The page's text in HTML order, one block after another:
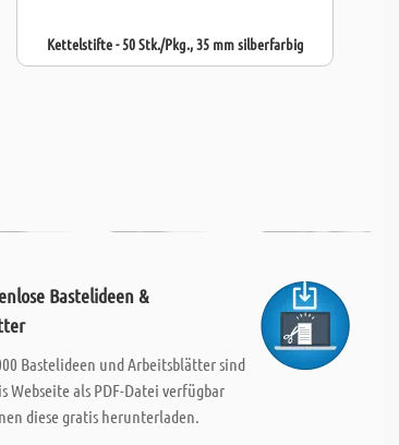
Kettelstifte - 50 Stk./Pkg., 35 mm silberfarbig
Bastelideen &
Bastelideen und Arbeitsblätter sind
Webseite als PDF-Datei verfügbar
diese gratis herunterladen.